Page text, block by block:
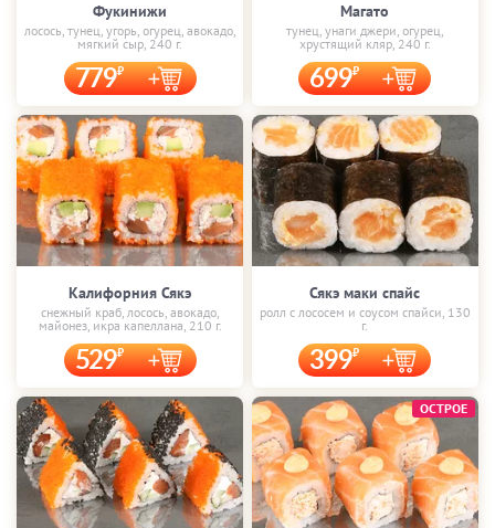
Фукинижи
лосось, тунец, угорь, огурец, авокадо,
мягкий сыр, 240 г.
779
Магато
тунец, унаги джери, огурец,
хрустящий кляр, 240 г.
699
Калифорния Сякэ
снежный краб, лосось, авокадо,
майонез, икра капеллана, 210 г.
529
Сякэ маки спайс
ролл с лососем и соусом спайси, 130
г.
399
ОСТРОЕ